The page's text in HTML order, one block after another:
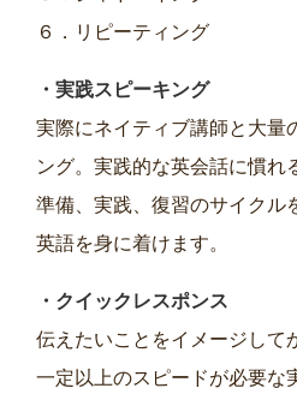
６．リピーティング
・実践スピーキング
実際にネイティブ講師と大量
ング。実践的な英会話に慣れ
準備、実践、復習のサイクル
英語を身に着けます。
・クイックレスポンス
伝えたいことをイメージして
一定以上のスピードが必要な